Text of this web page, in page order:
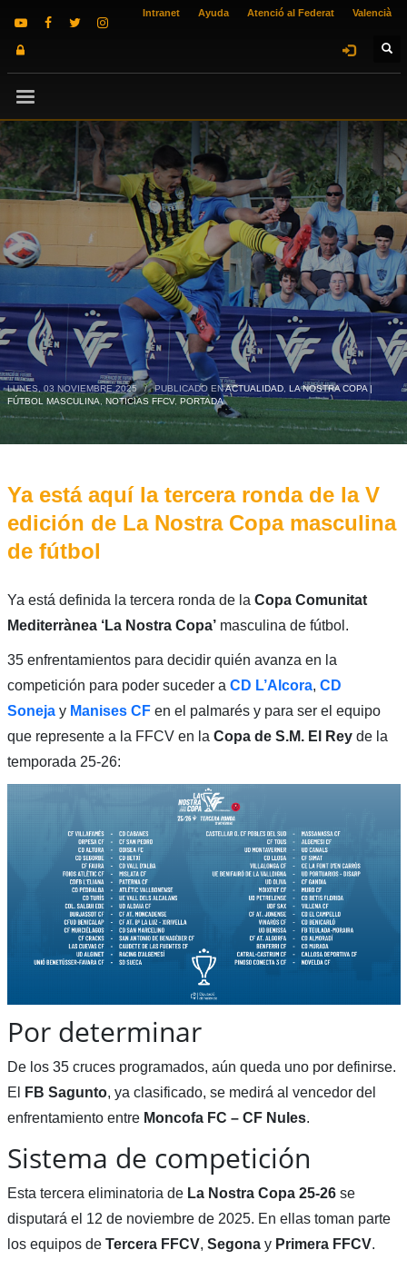
Intranet Ayuda Atenció al Federat Valencià
LUNES, 03 NOVIEMBRE 2025 / PUBLICADO ENACTUALIDAD, LA NOSTRA COPA |
FÚTBOL MASCULINA
NOTICIAS FFCV, PORTADA
Ya está aquí la tercera ronda de la V
edición de La Nostra Copa masculina
de fútbol
Ya está definida la tercera ronda de la Copa Comunitat
Mediterrànea ‘La Nostra Copa’masculina de fútbol.
35 enfrentamientos para decidir quién avanza en la
competición para poder suceder a CD L’Alcora, CD
Sonejay Manises CF en el palmarés y para ser el equipo
que represente a la FFCV en la Copa de S.M. El Rey de la
temporada 25-26:
Por determinar
De los 35 cruces programados, aún queda uno por definirse.
El
FB Sagunto, ya clasificado, se medirá al vencedor del
enfrentamiento entre Moncofa FC – CF Nules.
Sistema de competición
Esta tercera eliminatoria de La Nostra Copa 25-26se
disputará el 12 de noviembre de 2025. En ellas toman parte
los equipos de Tercera FFCV, Segonay Primera FFCV.